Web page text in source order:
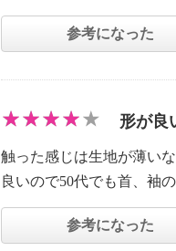
参考になった
形が良
触った感じは生地が薄い
良いので50代でも首、袖
参考になった